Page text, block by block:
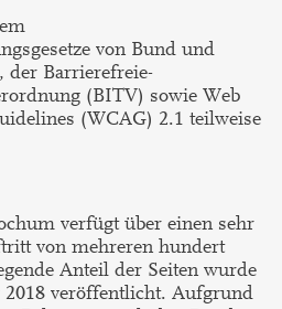
von Bund und
der Barrierefreie-
(BITV) sowie Web
(WCAG) 2.1 teilweise
verfügt über einen sehr
von mehreren hundert
Anteil der Seiten wurde
2018 veröffentlicht. Aufgrund